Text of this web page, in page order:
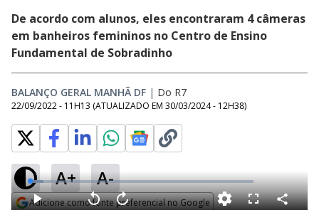
De acordo com alunos, eles encontraram 4 câmeras
em banheiros femininos no Centro de Ensino
Fundamental de Sobradinho
BALANÇO GERAL MANHÃ DF | Do R7
22/09/2022 - 11H13 (ATUALIZADO EM 30/03/2024 - 12H38)
A+ A-
Adicione como fonte preferencial no Google
L
o
a
d